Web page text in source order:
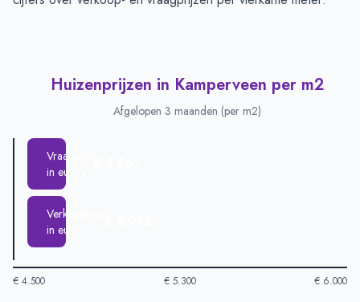
Huizenprijzen in Kamperveen per m2
Afgelopen 3 maanden (per m2)
Vraagprijs
in euro's
Verkoopprijs
in euro's
€ 4.500 € 5.300 € 6.000